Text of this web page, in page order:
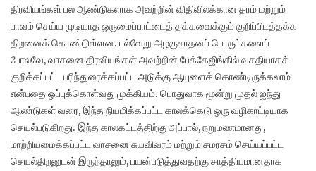
திரவியங்கள் பல ஆண்டுகளாக அவற்றின் விதிவிலக்கான தரம் மற்றும்
பாவம் செய்ய முடியாத ஒருமைப்பாட்டைத் தக்கவைக்கும் குறிப்பிடத்தக்க
திறனைக் கொண்டுள்ளன. பல்வேறு அழகுசாதனப் பொருட்களைப்
போலவே, வாசனை திரவியங்கள் அவற்றின் பேக்கேஜிங்கில் வசதியாகக்
குறிக்கப்பட்ட பரிந்துரைக்கப்பட்ட அடுக்கு ஆயுளைக் கொண்டிருக்கலாம்
என்பதை ஒப்புக்கொள்வது முக்கியம். பொதுவாக மூன்று முதல் ஐந்து
ஆண்டுகள் வரை, இந்த நியமிக்கப்பட்ட காலக்கெடு ஒரு வழிகாட்டியாக
செயல்படுகிறது. இந்த காலகட்டத்திற்கு அப்பால், நறுமணமானது,
மாற்றியமைக்கப்பட்ட வாசனை சுயவிவரம் மற்றும் சமரசம் செய்யப்பட்ட
செயல்திறனுடன் இருந்தாலும், பயன்படுத்துவதற்கு சாத்தியமானதாக